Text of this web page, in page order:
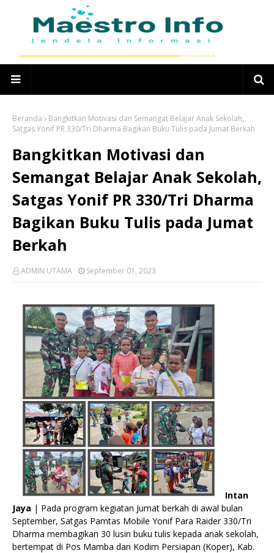
Beranda
Bangkitkan Motivasi dan Semangat Belajar Anak Sekolah,
Satgas Yonif PR 330/Tri Dharma Bagikan Buku Tulis pada Jumat Berkah
Bangkitkan Motivasi dan
Semangat Belajar Anak Sekolah,
Satgas Yonif PR 330/Tri Dharma
Bagikan Buku Tulis pada Jumat
Berkah
ADMIN UTAMA September 01, 2023
Intan
Jaya | Pada program kegiatan Jumat berkah di awal bulan
September, Satgas Pamtas Mobile Yonif Para Raider 330/Tri
Dharma membagikan 30 lusin buku tulis kepada anak sekolah,
bertempat di Pos Mamba dan Kodim Persiapan (Koper), Kab.